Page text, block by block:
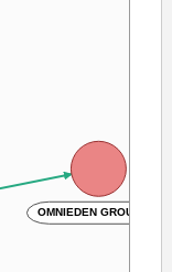
OMNIEDEN GROUP SL